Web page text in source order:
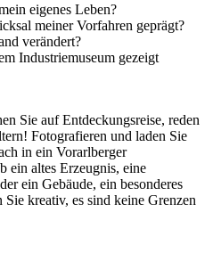
eigenes Leben?
meiner Vorfahren geprägt?
verändert?
Industriemuseum gezeigt
Sie auf Entdeckungsreise, reden
Fotografieren und laden Sie
in ein Vorarlberger
ein altes Erzeugnis, eine
ein Gebäude, ein besonderes
kreativ, es sind keine Grenzen